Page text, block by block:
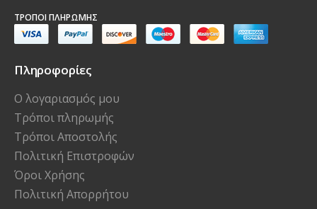
ΤΡΌΠΟΙ ΠΛΗΡΩΜΉΣ
Πληροφορίες
Ο λογαριασμός μου
Τρόποι πληρωμής
Τρόποι Αποστολής
Πολιτική Επιστροφών
Όροι Χρήσης
Πολιτική Απορρήτου